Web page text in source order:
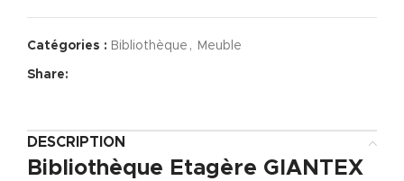
Catégories : Bibliothèque , Meuble
Share:
DESCRIPTION
Bibliothèque Etagère GIANTEX